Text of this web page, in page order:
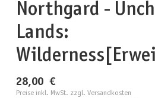
Northgard -
Lands:
28,00 €
Preise inkl. MwSt. zzgl. Versandkosten